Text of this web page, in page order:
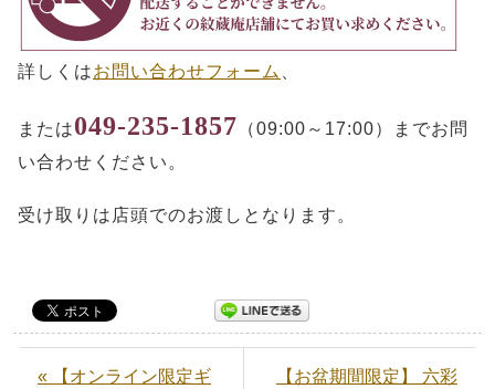
詳しくはお問い合わせフォーム
または049-235-1857 （09:00～17:00）までお問
い合わせください。
受け取りは店頭でのお渡しとなります。
« 【オンライン限定ギ
【お盆期間限定】 六彩